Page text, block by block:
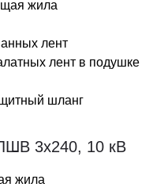
жила
лент
лент в подушке
шланг
3х240, 10 кВ
жила